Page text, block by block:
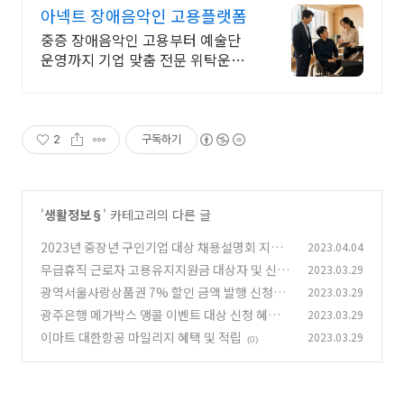
아넥트 장애음악인 고용플랫폼
중증 장애음악인 고용부터 예술단
운영까지 기업 맞춤 전문 위탁운영
2 구독하기
'생활정보§ ' 카테고리의 다른 글
2023년 중장년 구인기업 대상 채용설명회 지원
및 신청방법
(0)
2023.04.04
무급휴직 근로자 고용유지지원금 대상자 및 신청
방법
(1)
2023.03.29
광역서울사랑상품권 7% 할인 금액 발행 신청방
법
(0)
2023.03.29
광주은행 메가박스 앵콜 이벤트 대상 신청 혜택
(0)
2023.03.29
이마트 대한항공 마일리지 혜택 및 적립 (0) 2023.03.29